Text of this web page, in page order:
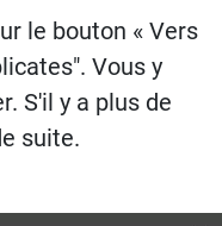
le bouton « Vers
Vous y
S'il y a plus de
suite.